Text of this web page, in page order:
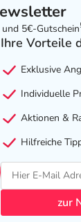
5€-Gutschein
Ihre Vorteile
Exklusive
Individuelle
Aktionen &
Hilfreiche
zur